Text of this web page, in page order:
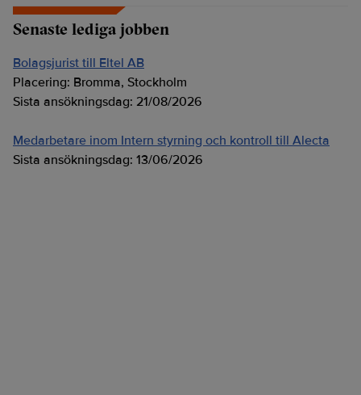
Senaste lediga jobben
Bolagsjurist till Eltel AB
Placering: Bromma, Stockholm
Sista ansökningsdag: 21/08/2026
Medarbetare inom Intern styrning och kontroll till Alecta
Sista ansökningsdag: 13/06/2026